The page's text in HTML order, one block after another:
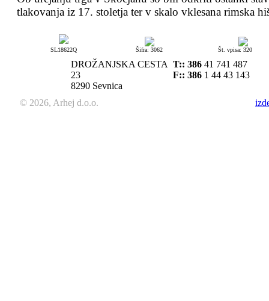
tlakovanja iz 17. stoletja ter v skalo vklesana rimska
SL18622Q Šifra: 3062 Št. vpisa: 320
DROŽANJSKA CESTA
23
8290 Sevnica
T:: 386 41 741 487
F:: 386 1 44 43 143
© 2026, Arhej d.o.o.